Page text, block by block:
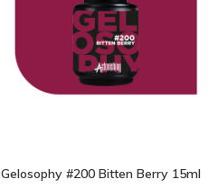
Gelosophy #200 Bitten Berry 15ml